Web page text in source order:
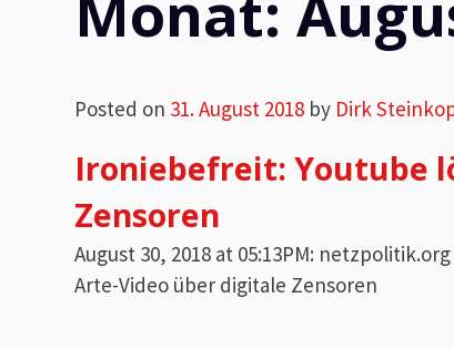
Posted on 31. August 2018 by Dirk
Ironiebefreit: Youtube
Zensoren
August 30, 2018 at 05:13PM:
Arte-Video über digitale Zensoren